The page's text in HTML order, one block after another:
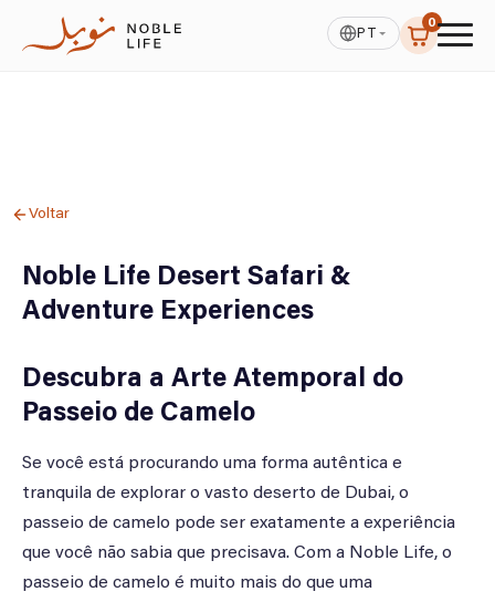
PT
0
Voltar
Noble Life Desert Safari &
Adventure Experiences
Descubra a Arte Atemporal do
Passeio de Camelo
Se você está procurando uma forma autêntica e
tranquila de explorar o vasto deserto de Dubai, o
passeio de camelo pode ser exatamente a experiência
que você não sabia que precisava. Com a Noble Life, o
passeio de camelo é muito mais do que uma